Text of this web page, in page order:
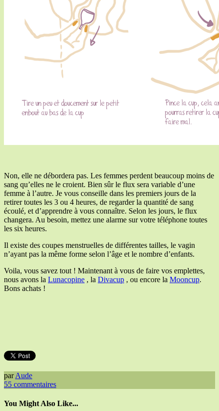
Non, elle ne débordera pas. Les femmes perdent beaucoup moins de
sang qu’elles ne le croient. Bien sûr le flux sera variable d’une
femme à l’autre. Je vous conseille dans les premiers jours de la
retirer toutes les 3 ou 4 heures, de regarder la quantité de sang
écoulé, et d’apprendre à vous connaître. Selon les jours, le flux
changera. Au besoin, mettez une alarme sur votre téléphone toutes
les six heures.
Il existe des coupes menstruelles de différentes tailles, le vagin
n’ayant pas la même forme selon l’âge et le nombre d’enfants.
Voila, vous savez tout ! Maintenant à vous de faire vos emplettes,
nous avons la Lunacopine , la Divacup , ou encore la Mooncup.
Bons achats !
par Aude
55 commentaires
You Might Also Like...